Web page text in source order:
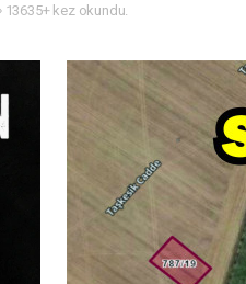
13635+ kez okundu.